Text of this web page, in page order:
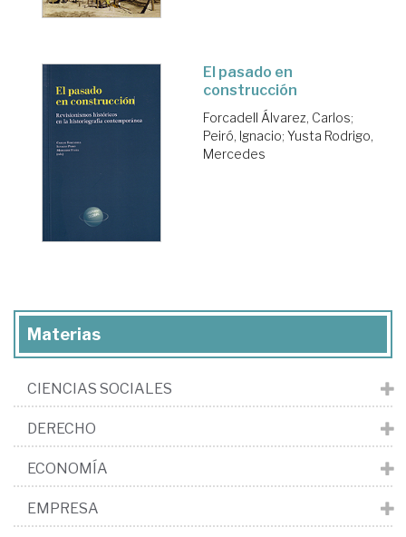
El pasado en
construcción
Forcadell Álvarez, Carlos;
Peiró, Ignacio; Yusta Rodrigo,
Mercedes
Materias
CIENCIAS SOCIALES
DERECHO
ECONOMÍA
EMPRESA